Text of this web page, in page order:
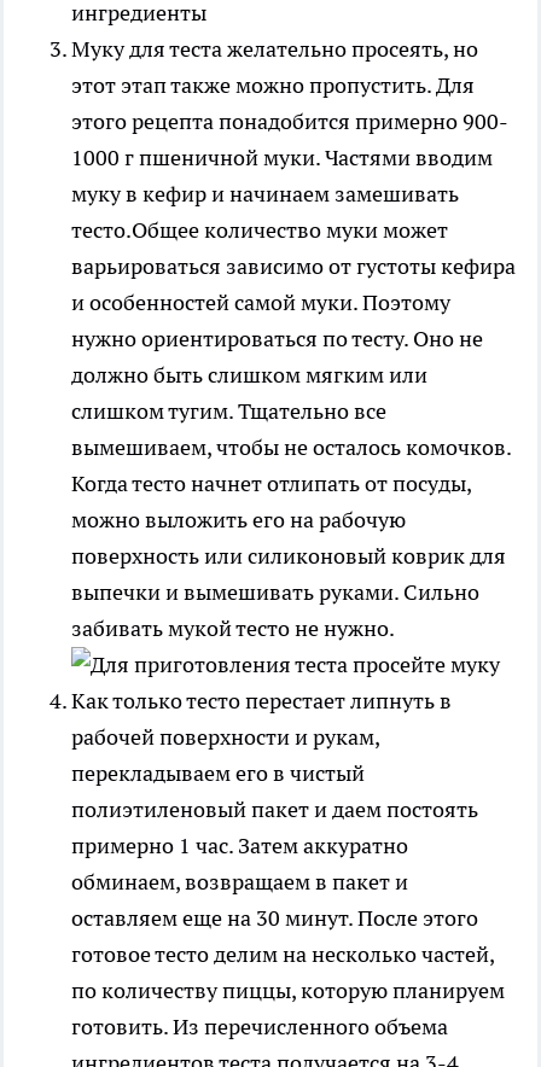
Муку для теста желательно просеять, но
этот этап также можно пропустить. Для
этого рецепта понадобится примерно 900-
1000 г пшеничной муки. Частями вводим
муку в кефир и начинаем замешивать
тесто.Общее количество муки может
варьироваться зависимо от густоты кефира
и особенностей самой муки. Поэтому
нужно ориентироваться по тесту. Оно не
должно быть слишком мягким или
слишком тугим. Тщательно все
вымешиваем, чтобы не осталось комочков.
Когда тесто начнет отлипать от посуды,
можно выложить его на рабочую
поверхность или силиконовый коврик для
выпечки и вымешивать руками. Сильно
забивать мукой тесто не нужно.
Как только тесто перестает липнуть в
рабочей поверхности и рукам,
перекладываем его в чистый
полиэтиленовый пакет и даем постоять
примерно 1 час. Затем аккуратно
обминаем, возвращаем в пакет и
оставляем еще на 30 минут. После этого
готовое тесто делим на несколько частей,
по количеству пиццы, которую планируем
готовить. Из перечисленного объема